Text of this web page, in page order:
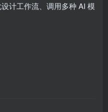
计工作流、调用多种 AI 模